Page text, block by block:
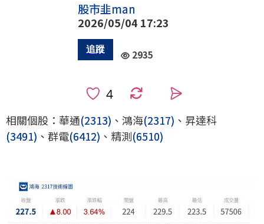
股市韭man
2026/05/04 17:23
2935
相關個股：華通(2313) 、鴻海(2317) 、昇達科
(3491) 、群電(6412) 、精測(6510)